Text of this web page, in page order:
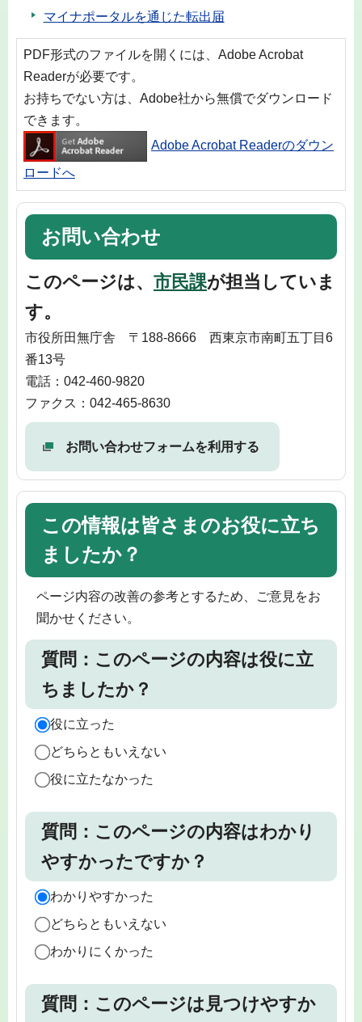
マイナポータルを通じた転出届
PDF形式のファイルを開くには、Adobe Acrobat
Readerが必要です。
お持ちでない方は、Adobe社から無償でダウンロード
できます。
Adobe Acrobat Readerのダウン
ロードへ
お問い合わせ
このページは、 市民課が担当していま
す。
市役所田無庁舎 〒188-8666 西東京市南町五丁目6
番13号
電話：042-460-9820
ファクス：042-465-8630
お問い合わせフォームを利用する
この情報は皆さまのお役に立ち
ましたか？
ページ内容の改善の参考とするため、ご意見をお
聞かせください。
質問：このページの内容は役に立
ちましたか？
役に立った
どちらともいえない
役に立たなかった
質問：このページの内容はわかり
やすかったですか？
わかりやすかった
どちらともいえない
わかりにくかった
質問：このページは見つけやすか